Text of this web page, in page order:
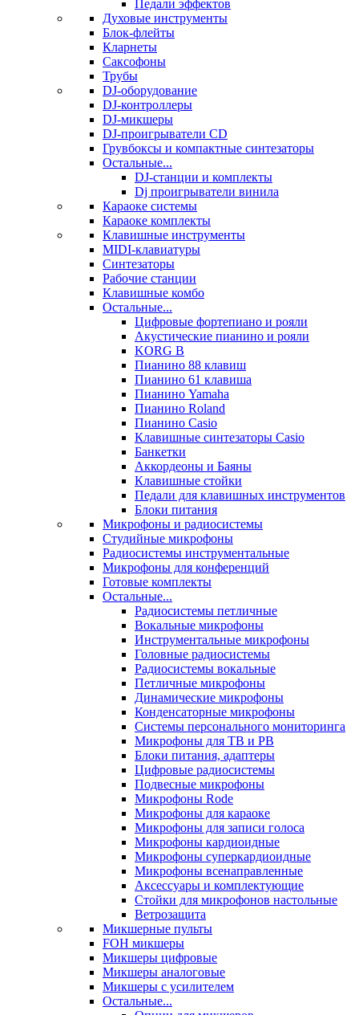
Педали эффектов
Духовые инструменты
Блок-флейты
Кларнеты
Саксофоны
Трубы
DJ-оборудование
DJ-контроллеры
DJ-микшеры
DJ-проигрыватели CD
Грувбоксы и компактные синтезаторы
Остальные...
DJ-станции и комплекты
Dj проигрыватели винила
Караоке системы
Караоке комплекты
Клавишные инструменты
MIDI-клавиатуры
Синтезаторы
Рабочие станции
Клавишные комбо
Остальные...
Цифровые фортепиано и рояли
Акустические пианино и рояли
KORG B
Пианино 88 клавиш
Пианино 61 клавиша
Пианино Yamaha
Пианино Roland
Пианино Casio
Клавишные синтезаторы Casio
Банкетки
Аккордеоны и Баяны
Клавишные стойки
Педали для клавишных инструментов
Блоки питания
Микрофоны и радиосистемы
Студийные микрофоны
Радиосистемы инструментальные
Микрофоны для конференций
Готовые комплекты
Остальные...
Радиосистемы петличные
Вокальные микрофоны
Инструментальные микрофоны
Головные радиосистемы
Радиосистемы вокальные
Петличные микрофоны
Динамические микрофоны
Конденсаторные микрофоны
Системы персонального мониторинга
Микрофоны для ТВ и РВ
Блоки питания, адаптеры
Цифровые радиосистемы
Подвесные микрофоны
Микрофоны Rode
Микрофоны для караоке
Микрофоны для записи голоса
Микрофоны кардиоидные
Микрофоны суперкардиоидные
Микрофоны всенаправленные
Аксессуары и комплектующие
Стойки для микрофонов настольные
Ветрозащита
Микшерные пульты
FOH микшеры
Микшеры цифровые
Микшеры аналоговые
Микшеры с усилителем
Остальные...